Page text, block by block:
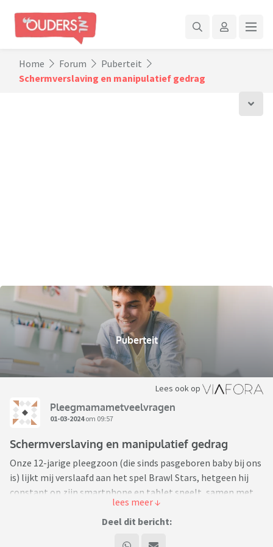
Home Forum
Puberteit
Schermverslaving en manipulatief gedrag
Puberteit
Lees ook op
Pleegmamametveelvragen
01-03-2024om 09:57
Schermverslaving en manipulatief gedrag
Onze 12-jarige pleegzoon (die sinds pasgeboren baby bij ons
is) lijkt mij verslaafd aan het spel Brawl Stars, hetgeen hij
constant op zijn smartphone en tablet speelt, samen met
vrienden van school. Zijn schoolwerk lijdt eronder, hij gaat
niet naar de huiswerkklas die hij verplicht moet volgen,
Deel dit bericht: